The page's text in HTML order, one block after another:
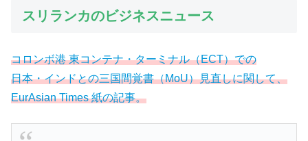
スリランカのビジネスニュース
コロンボ港 東コンテナ・ターミナル（ECT）での
日本・インドとの三国間覚書（MoU）見直しに関して、
EurAsian Times 紙の記事。